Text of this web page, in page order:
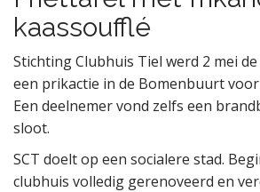
kaassoufflé
Stichting Clubhuis Tiel werd 2 mei
een prikactie in de Bomenbuurt
Een deelnemer vond zelfs een
sloot.
SCT doelt op een socialere stad.
clubhuis volledig gerenoveerd en